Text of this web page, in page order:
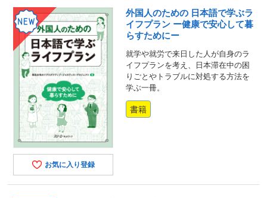
お気に入り登録
外国人のための 日本語で学ぶラ
イフプラン ー健康で安心して暮
らすためにー
就学や就労で来日した人が自身のラ
イフプランを考え、日本滞在中の困
りごとやトラブルに対処する方法を
学ぶ一冊。
書籍